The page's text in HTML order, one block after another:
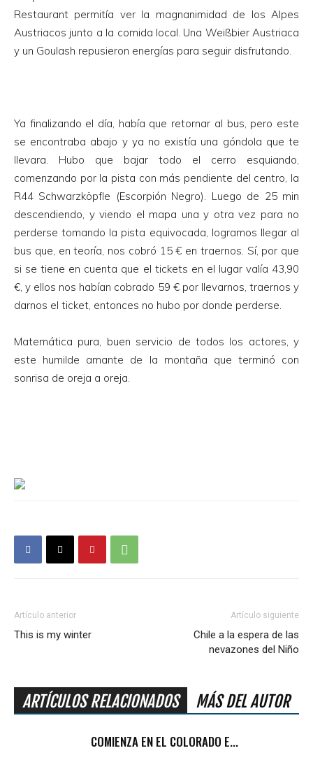
Restaurant permitía ver la magnanimidad de los Alpes
Austriacos junto a la comida local. Una Weißbier Austriaca
y un Goulash repusieron energías para seguir disfrutando.
Ya finalizando el día, había que retornar al bus, pero este
se encontraba abajo y ya no existía una góndola que te
llevara. Hubo que bajar todo el cerro esquiando,
comenzando por la pista con más pendiente del centro, la
R44 Schwarzköpfle (Escorpión Negro). Luego de 25 min
descendiendo, y viendo el mapa una y otra vez para no
perderse tomando la pista equivocada, logramos llegar al
bus que, en teoría, nos cobró 15 € en traernos. Sí, por que
si se tiene en cuenta que el tickets en el lugar valía 43,90
€, y ellos nos habían cobrado 59 € por llevarnos, traernos y
darnos el ticket, entonces no hubo por donde perderse.
Matemática pura, buen servicio de todos los actores, y
este humilde amante de la montaña que terminó con
sonrisa de oreja a oreja.
Artículo anterior
This is my winter
Artículo siguiente
Chile a la espera de las
nevazones del Niño
ARTÍCULOS RELACIONADOS MÁS DEL AUTOR
COMIENZA EN EL COLORADO E...